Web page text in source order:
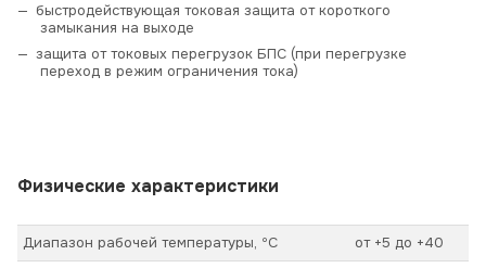
быстродействующая токовая защита от короткого
замыкания на выходе
защита от токовых перегрузок БПС (при перегрузке
переход в режим ограничения тока)
Физические характеристики
Диапазон рабочей температуры, ºС
от +5 до +40